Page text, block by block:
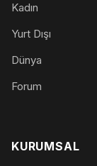
Kadın
Yurt Dışı
Dünya
Forum
KURUMSAL